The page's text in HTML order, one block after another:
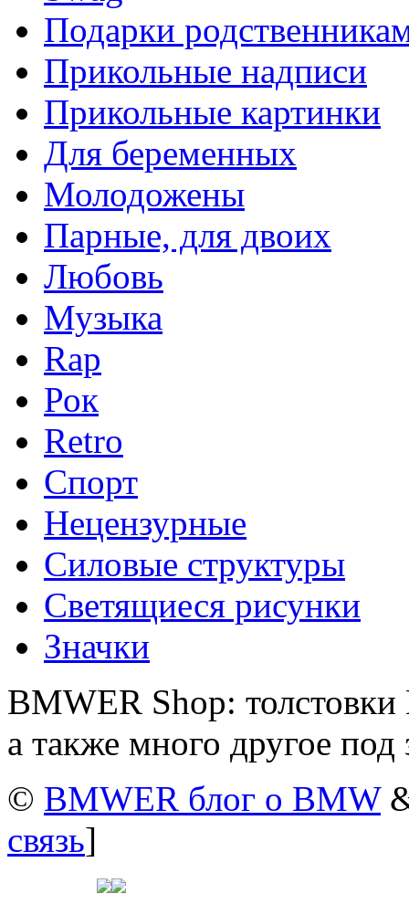
Подарки
Прикольные надписи
Прикольные картинки
Для беременных
Молодожены
Парные, для двоих
Любовь
Музыка
Rap
Рок
Retro
Спорт
Нецензурные
Силовые структуры
Светящиеся рисунки
Значки
BMWER Shop:
а также много другое под
© BMWER блог о BMW
связь]